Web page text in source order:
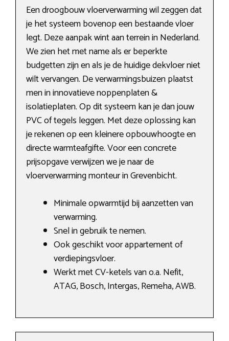
Een droogbouw vloerverwarming wil zeggen dat
je het systeem bovenop een bestaande vloer
legt. Deze aanpak wint aan terrein in Nederland.
We zien het met name als er beperkte
budgetten zijn en als je de huidige dekvloer niet
wilt vervangen. De verwarmingsbuizen plaatst
men in innovatieve noppenplaten &
isolatieplaten. Op dit systeem kan je dan jouw
PVC of tegels leggen. Met deze oplossing kan
je rekenen op een kleinere opbouwhoogte en
directe warmteafgifte. Voor een concrete
prijsopgave verwijzen we je naar de
vloerverwarming monteur in Grevenbicht.
Minimale opwarmtijd bij aanzetten van
verwarming.
Snel in gebruik te nemen.
Ook geschikt voor appartement of
verdiepingsvloer.
Werkt met CV-ketels van o.a. Nefit,
ATAG, Bosch, Intergas, Remeha, AWB.